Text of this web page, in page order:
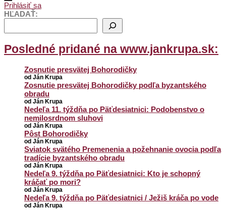
Prihlásiť sa
HĽADAŤ:
Posledné pridané na www.jankrupa.sk:
Zosnutie presvätej Bohorodičky
od Ján Krupa
Zosnutie presvätej Bohorodičky podľa byzantského
obradu
od Ján Krupa
Nedeľa 11. týždňa po Päťdesiatnici: Podobenstvo o
nemilosrdnom sluhovi
od Ján Krupa
Pôst Bohorodičky
od Ján Krupa
Sviatok svätého Premenenia a požehnanie ovocia podľa
tradície byzantského obradu
od Ján Krupa
Nedeľa 9. týždňa po Päťdesiatnici: Kto je schopný
kráčať po mori?
od Ján Krupa
Nedeľa 9. týždňa po Päťdesiatnici / Ježiš kráča po vode
od Ján Krupa